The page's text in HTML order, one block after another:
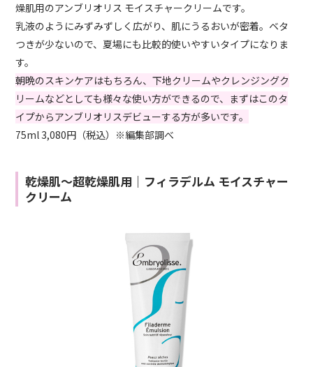
燥肌用のアンブリオリス モイスチャークリームです。
乳液のようにみずみずしく広がり、肌にうるおいが密着。ベタ
つきが少ないので、夏場にも比較的使いやすいタイプになりま
す。
朝晩のスキンケアはもちろん、下地クリームやクレンジングク
リームなどとしても様々な使い方ができるので、まずはこのタ
イプからアンブリオリスデビューする方が多いです。
75ml 3,080円（税込）※編集部調べ
乾燥肌～超乾燥肌用｜フィラデルム モイスチャー
クリーム